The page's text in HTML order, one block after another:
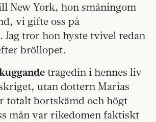
New York, hon småningom
vi gifte oss på
Jag tror hon hyste tvivel redan
bröllopet.
tragedin i hennes liv
utan dottern Marias
totalt bortskämd och högt
mån var rikedomen faktiskt